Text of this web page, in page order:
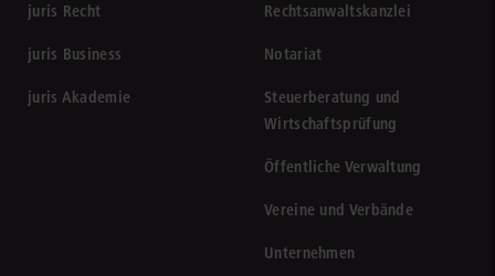
juris Recht
juris Business
juris Akademie
Rechtsanwaltskanzlei
Notariat
Steuerberatung und
Wirtschaftsprüfung
Öffentliche Verwaltung
Vereine und Verbände
Unternehmen